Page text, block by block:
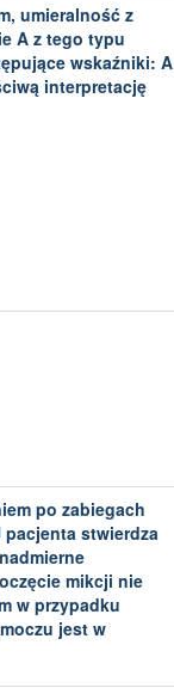
umieralność z
A z tego typu
wskaźniki: A
interpretację
po zabiegach
stwierdza
mikcji nie
w przypadku
jest w